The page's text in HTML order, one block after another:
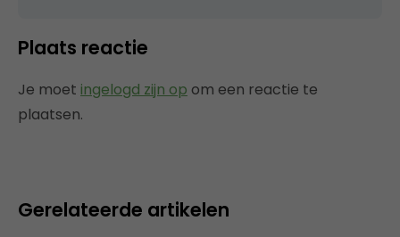
Plaats reactie
Je moet ingelogd zijn op om een reactie te
plaatsen.
Gerelateerde artikelen